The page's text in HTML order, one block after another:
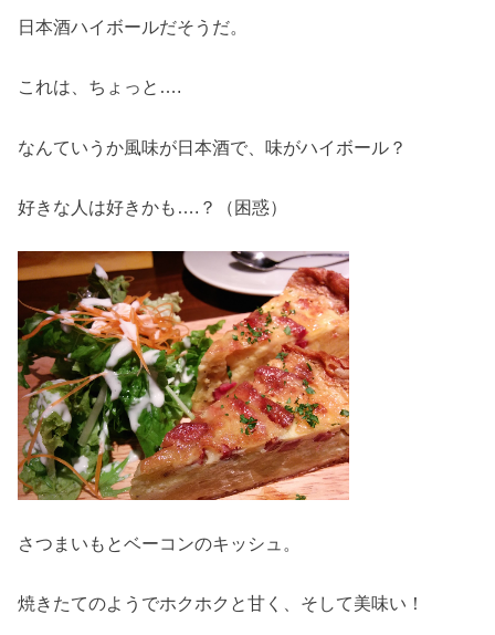
日本酒ハイボールだそうだ。
これは、ちょっと….
なんていうか風味が日本酒で、味がハイボール？
好きな人は好きかも….？（困惑）
さつまいもとベーコンのキッシュ。
焼きたてのようでホクホクと甘く、そして美味い！